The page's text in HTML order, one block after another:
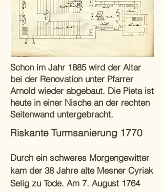
Schon im Jahr 1885 wird der Altar
bei der Renovation unter Pfarrer
Arnold wieder abgebaut. Die Pieta ist
heute in einer Nische an der rechten
Seitenwand untergebracht.
Riskante Turmsanierung 1770
Durch ein schweres Morgengewitter
kam der 38 Jahre alte Mesner Cyriak
Selig zu Tode. Am 7. August 1764